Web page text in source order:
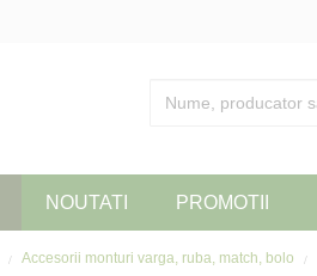
NOUTATI PROMOTII
Accesorii monturi varga, ruba, match, bolo